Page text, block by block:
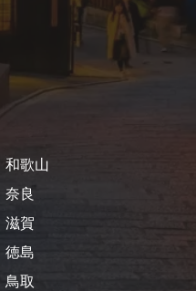
和歌山
奈良
滋賀
徳島
鳥取